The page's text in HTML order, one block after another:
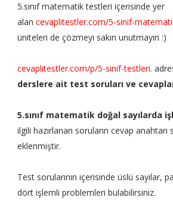
5.sınıf matematik testleri içerisinde yer
alan cevaplitestler.com/5-sinif-
üniteleri de çözmeyi sakın unutmayın :)
cevaplitestler.com/p/5-sinif-testleri.
derslere ait test soruları ve
5.sınıf matematik doğal sayılarda
ilgili hazırlanan soruların cevap anahtarı
eklenmiştir.
Test sorularının içerisinde üslü sayılar,
dört işlemli problemleri bulabilirsiniz.